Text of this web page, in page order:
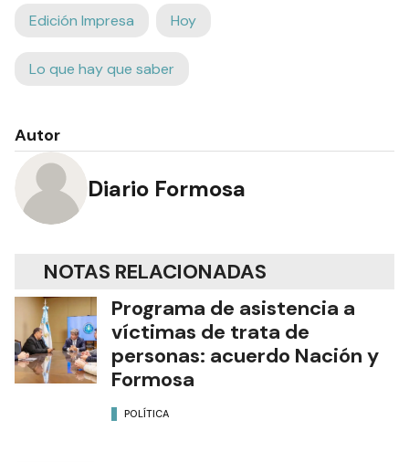
Edición Impresa Hoy
Lo que hay que saber
Autor
Diario Formosa
NOTAS RELACIONADAS
Programa de asistencia a
víctimas de trata de
personas: acuerdo Nación y
Formosa
POLÍTICA